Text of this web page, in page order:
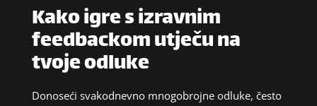
Kako igre s izravnim
feedbackom utječu na
tvoje odluke
Donoseći svakodnevno mnogobrojne odluke, često